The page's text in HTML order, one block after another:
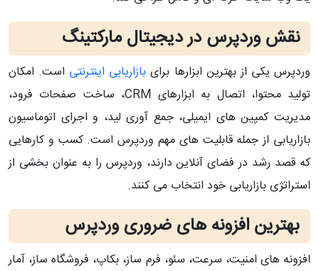
نقش وردپرس در دیجیتال مارکتینگ
وردپرس یکی از بهترین ابزارها برای بازاریابی اینترنتی است. امکان
تولید محتوا، اتصال به ابزارهای CRM، ساخت صفحات فرود،
مدیریت کمپین‌ های ایمیلی، جمع‌ آوری لید، و اجرای اتوماسیون
بازاریابی از جمله قابلیت‌ های مهم وردپرس است. کسب‌ و کارهایی
که قصد رشد در فضای آنلاین دارند، وردپرس را به‌ عنوان بخشی از
استراتژی بازاریابی خود انتخاب می‌ کنند.
بهترین افزونه‌ های ضروری وردپرس
افزونه‌ های امنیت، سرعت، سئو، فرم‌ ساز، بکاپ، فروشگاه‌ ساز، آمار